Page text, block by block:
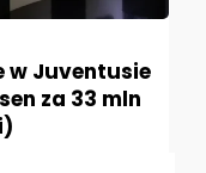
w Juventusie
za 33 mln